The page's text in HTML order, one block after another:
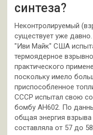
синтеза?
Неконтролируемый
существует уже
"Иви Майк" США
термоядерное
практического
поскольку имело
приспособленное
СССР испытал свою
бомбу АН602. По
общая энергия взрыва
составляла от 57 до